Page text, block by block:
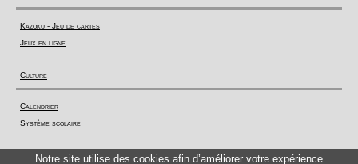
Notre site utilise des cookies afin d’améliorer votre expérience
Kazoku - Jeu de cartes
Jeux en ligne
Culture
Calendrier
Système scolaire
Actualité